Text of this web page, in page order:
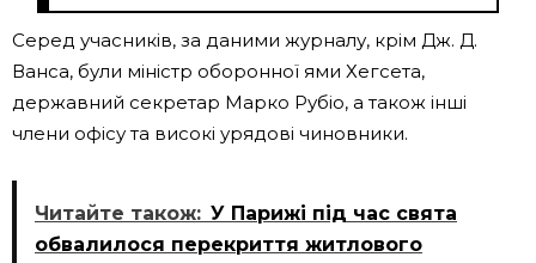
Серед учасників, за даними журналу, крім Дж. Д.
Ванса, були міністр оборонної ями Хегсета,
державний секретар Марко Рубіо, а також інші
члени офісу та високі урядові чиновники.
Читайте також: У Парижі під час свята
обвалилося перекриття житлового